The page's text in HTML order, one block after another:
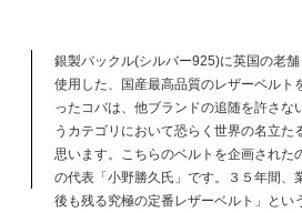
銀製バックル(シルバー925)に英国の老
使用した、国産最高品質のレザーベル
ったコバは、他ブランドの追随を許さ
うカテゴリにおいて恐らく世界の名立た
思います。こちらのベルトを企画された
の代表「小野勝久氏」です。３５年間
後も残る究極の定番レザーベルト」とい